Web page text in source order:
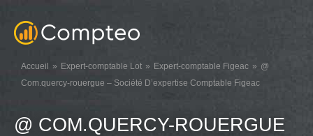
Accueil Expert-comptable Lot Expert-comptable Figeac
@
Com.quercy-rouergue – Société D’expertise Comptable Figeac
@ COM.QUERCY-ROUERGUE